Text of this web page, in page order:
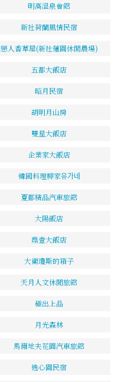
明高溫泉會館
新社荷蘭風情民宿
戀人香草屋(新社蓮園休閒農場)
五都大飯店
昭月民宿
胡明月山房
雙星大飯店
企業家大飯店
韓國料理柳家유가네
夏都精品汽車旅館
大陽飯店
鼎壹大飯店
大衛瓊斯的箱子
天月人文休閒旅館
極出上品
月光森林
馬爾地夫花園汽車旅館
逸心園民宿